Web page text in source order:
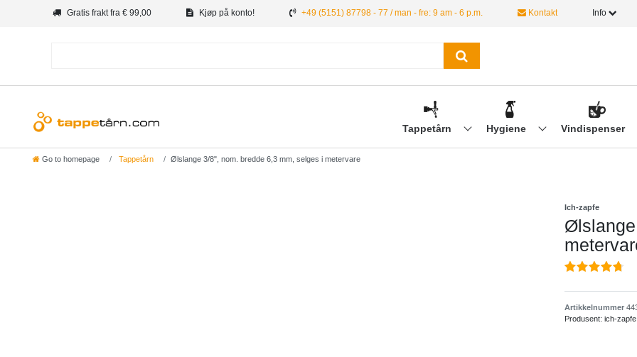
Gratis frakt fra € 99,00 Kjøp på konto! +49 (5151) 87798 - 77 / man - fre: 9 am - 6 p.m. Kontakt Info
Tappetårn Hygiene Vindispenser
Go to homepage Tappetårn Ølslange 3/8", nom. bredde 6,3 mm, selges i metervare
Ich-zapfe
Artikkelnummer
Produsent: ich-zapfe